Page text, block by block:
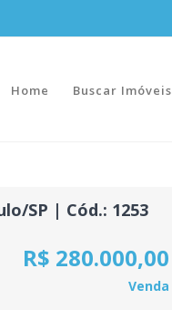
Home Buscar Imóveis
SP | Cód.: 1253
R$ 280.000,00
Venda